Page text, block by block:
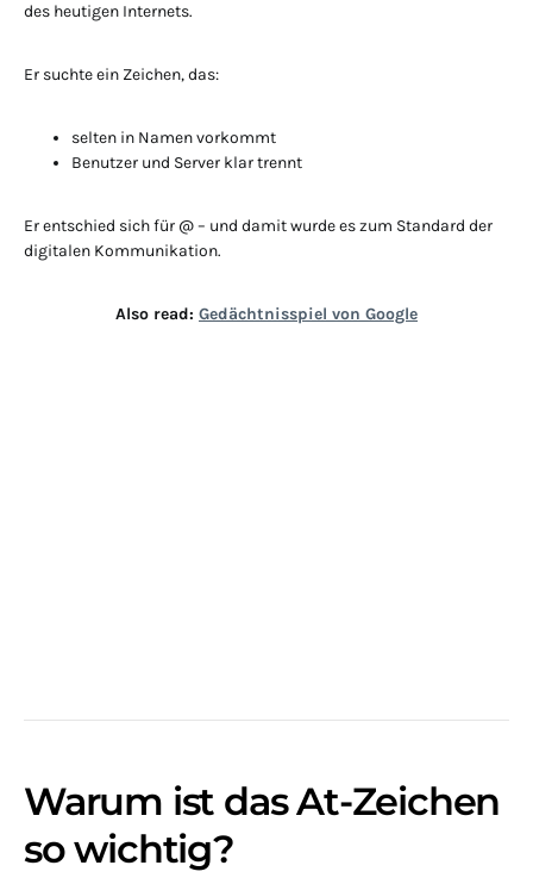
des heutigen Internets.
Er suchte ein Zeichen, das:
selten in Namen vorkommt
Benutzer und Server klar trennt
Er entschied sich für @ – und damit wurde es zum Standard der
digitalen Kommunikation.
Also read: Gedächtnisspiel von Google
Warum ist das At-Zeichen
so wichtig?